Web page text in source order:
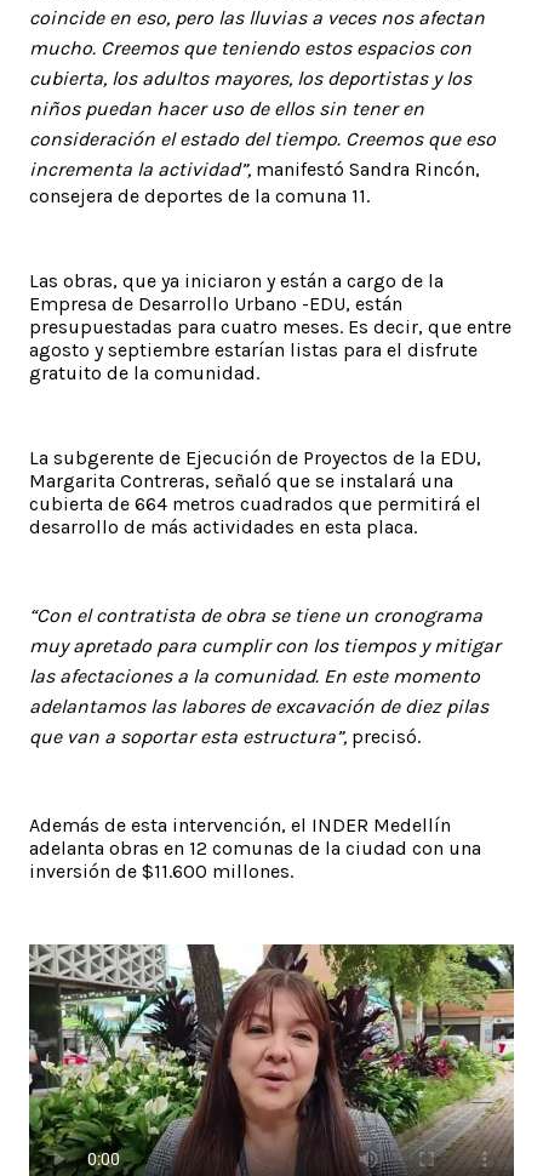
coincide en eso, pero las lluvias a veces nos afectan
mucho. Creemos que teniendo estos espacios con
cubierta, los adultos mayores, los deportistas y los
niños puedan hacer uso de ellos sin tener en
consideración el estado del tiempo. Creemos que eso
incrementa la actividad”, manifestó Sandra Rincón,
consejera de deportes de la comuna 11.
Las obras, que ya iniciaron y están a cargo de la
Empresa de Desarrollo Urbano -EDU, están
presupuestadas para cuatro meses. Es decir, que entre
agosto y septiembre estarían listas para el disfrute
gratuito de la comunidad.
La subgerente de Ejecución de Proyectos de la EDU,
Margarita Contreras, señaló que se instalará una
cubierta de 664 metros cuadrados que permitirá el
desarrollo de más actividades en esta placa.
“Con el contratista de obra se tiene un cronograma
muy apretado para cumplir con los tiempos y mitigar
las afectaciones a la comunidad. En este momento
adelantamos las labores de excavación de diez pilas
que van a soportar esta estructura”, precisó.
Además de esta intervención, el INDER Medellín
adelanta obras en 12 comunas de la ciudad con una
inversión de $11.600 millones.